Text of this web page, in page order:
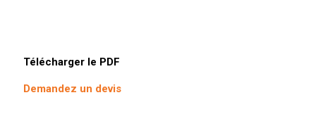
Télécharger le PDF
Demandez un devis